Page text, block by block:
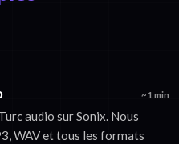
~1 min
audio sur Sonix. Nous
WAV et tous les formats